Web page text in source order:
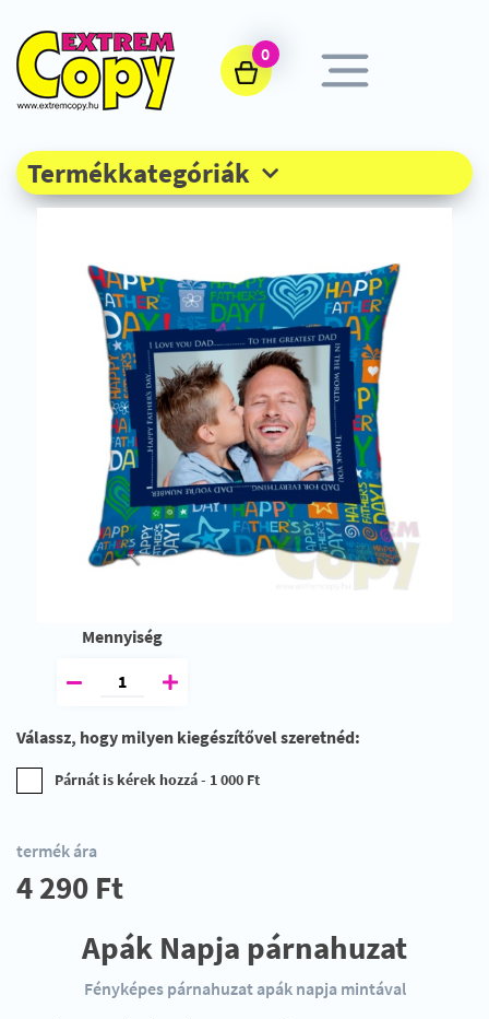
0
Termékkategóriák
Mennyiség
Válassz, hogy milyen kiegészítővel szeretnéd:
Párnát is kérek hozzá - 1 000 Ft
termék ára
4 290 Ft
Apák Napja párnahuzat
Fényképes párnahuzat apák napja mintával